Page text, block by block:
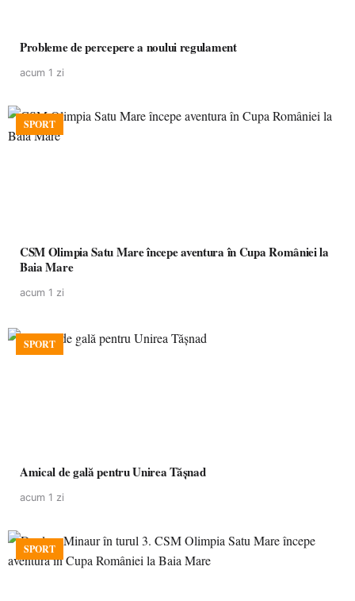
Probleme de percepere a noului regulament
acum 1 zi
SPORT
CSM Olimpia Satu Mare începe aventura în Cupa României la
Baia Mare
acum 1 zi
SPORT
Amical de gală pentru Unirea Tășnad
acum 1 zi
SPORT